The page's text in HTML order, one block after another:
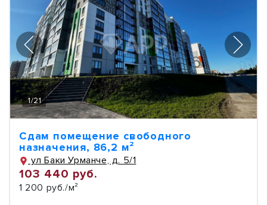
1/21
Сдам помещение свободного
назначения, 86,2 м²
ул Баки Урманче, д. 5/1
103 440 руб.
1 200 руб./м²